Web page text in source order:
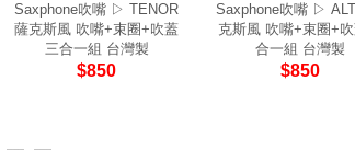
Saxphone吹嘴 ▷ TENOR
薩克斯風 吹嘴+束圈+吹蓋
三合一組 台灣製
$850
Saxphone吹嘴 ▷
克斯風 吹嘴+束圈+
合一組 台灣製
$850